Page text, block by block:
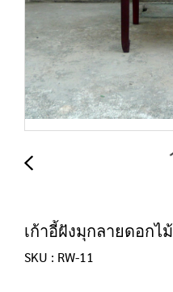
เก้าอี้ฝังมุกลายดอกไม้
SKU : RW-11